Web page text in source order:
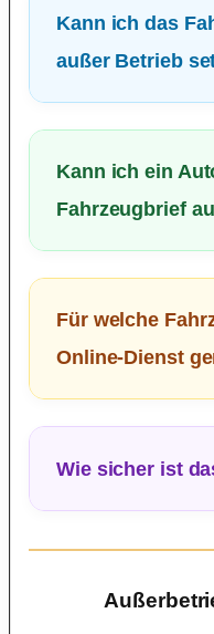
Kann ich das
außer Betrieb
Kann ich ein
Fahrzeugbrief
Für welche
Online-Dienst
Wie sicher ist